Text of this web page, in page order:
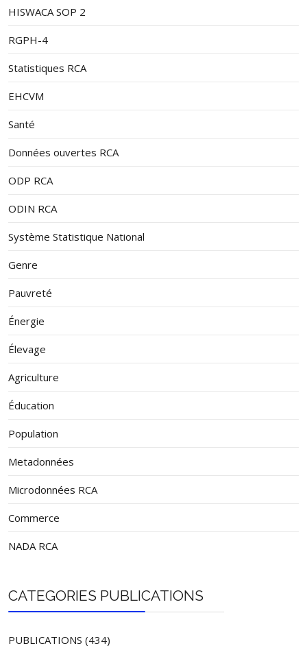
HISWACA SOP 2
RGPH-4
Statistiques RCA
EHCVM
Santé
Données ouvertes RCA
ODP RCA
ODIN RCA
Système Statistique National
Genre
Pauvreté
Énergie
Élevage
Agriculture
Éducation
Population
Metadonnées
Microdonnées RCA
Commerce
NADA RCA
CATEGORIES PUBLICATIONS
PUBLICATIONS (434)